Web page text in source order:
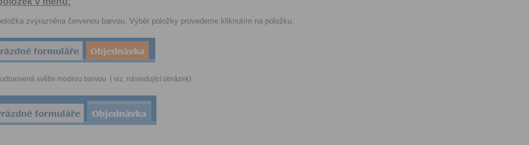
zvýrazněna červenou barvou. Výběr položky provedeme kliknutím na položku.
světle modrou barvou ( viz. následující obrázek).